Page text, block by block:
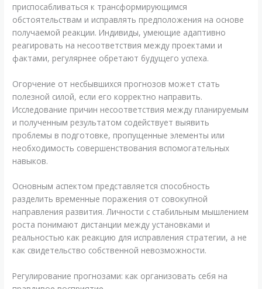
приспосабливаться к трансформирующимся
обстоятельствам и исправлять предположения на основе
получаемой реакции. Индивиды, умеющие адаптивно
реагировать на несоответствия между проектами и
фактами, регулярнее обретают будущего успеха.
Огорчение от несбывшихся прогнозов может стать
полезной силой, если его корректно направить.
Исследование причин несоответствия между планируемым
и полученным результатом содействует выявить
проблемы в подготовке, пропущенные элементы или
необходимость совершенствования вспомогательных
навыков.
Основным аспектом представляется способность
разделить временные поражения от совокупной
направления развития. Личности с стабильным мышлением
роста понимают дистанции между установками и
реальностью как реакцию для исправления стратегии, а не
как свидетельство собственной невозможности.
Регулирование прогнозами: как организовать себя на